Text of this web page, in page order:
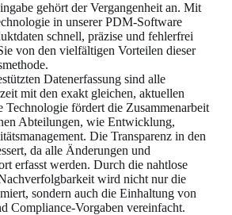
gehört der Vergangenheit an. Mit
in unserer PDM-Software
schnell, präzise und fehlerfrei
von den vielfältigen Vorteilen dieser
Datenerfassung sind alle
mit den exakt gleichen, aktuellen
Technologie fördert die Zusammenarbeit
Abteilungen, wie Entwicklung,
Die Transparenz in den
da alle Änderungen und
erfasst werden. Durch die nahtlose
wird nicht nur die
sondern auch die Einhaltung von
Compliance-Vorgaben vereinfacht.